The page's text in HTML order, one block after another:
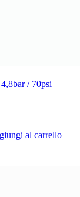
/ 70psi
al carrello